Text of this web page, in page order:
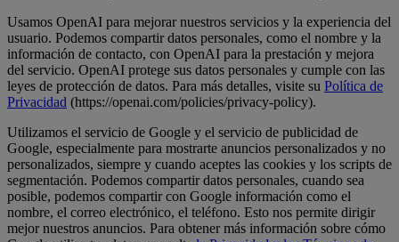
Usamos OpenAI para mejorar nuestros servicios y la experiencia del
usuario. Podemos compartir datos personales, como el nombre y la
información de contacto, con OpenAI para la prestación y mejora
del servicio. OpenAI protege sus datos personales y cumple con las
leyes de protección de datos. Para más detalles, visite su Política de
Privacidad (https://openai.com/policies/privacy-policy).
Utilizamos el servicio de Google y el servicio de publicidad de
Google, especialmente para mostrarte anuncios personalizados y no
personalizados, siempre y cuando aceptes las cookies y los scripts de
segmentación. Podemos compartir datos personales, cuando sea
posible, podemos compartir con Google información como el
nombre, el correo electrónico, el teléfono. Esto nos permite dirigir
mejor nuestros anuncios. Para obtener más información sobre cómo